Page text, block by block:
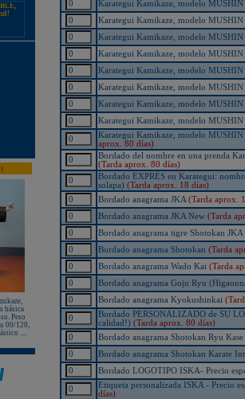
básica
Peso
00/120,
....
Karategui Kamikaze, modelo
Karategui Kamikaze, modelo
Karategui Kamikaze, modelo
Karategui Kamikaze, modelo
Karategui Kamikaze, modelo
Karategui Kamikaze, modelo
Karategui Kamikaze, modelo
Karategui Kamikaze, modelo
Karategui Kamikaze, modelo
aprox. 80 días)
Bordado del nombre en una prenda
(Tarda aprox. 80 días)
Bordado EXPRÉS en Karategui:
solapa) (Tarda aprox. 18 días)
Bordado anagrama JKA (Tarda aprox.
Bordado anagrama JKA New (Tarda
Bordado anagrama tigre Shotokan JKA
Bordado anagrama Shotokan (Tarda
Bordado anagrama Wado Kai (Tarda
Bordado anagrama Goju Ryu
Bordado anagrama Kyokushinkai
Bordado PERSONALIZADO de SU
calidad!) (Tarda aprox. 80 días)
Bordado anagrama Shotokan Ryu
Bordado anagrama Shotokan Karate
Bordado LOGOTIPO ISKA- Precio
Etiqueta personalizada ISKA - Precio
días)